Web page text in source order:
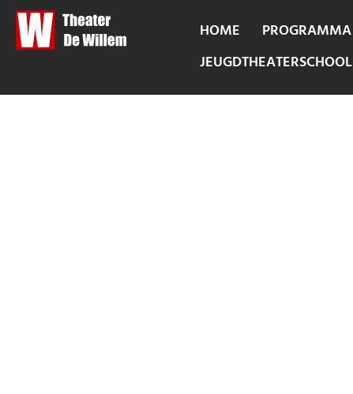
HOME PROGRAMMA
JEUGDTHEATERSCHOOL